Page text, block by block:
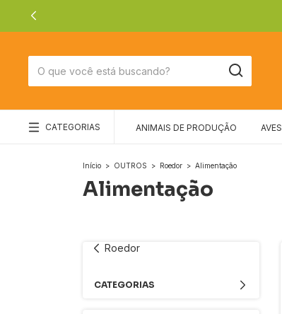
CATEGORIAS ANIMAIS DE PRODUÇÃO AVES
Início > OUTROS > Roedor > Alimentação
Alimentação
Roedor
CATEGORIAS